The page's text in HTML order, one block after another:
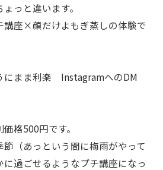
っと違います。
講座×顔だけよもぎ蒸しの体験で
にまま利楽 InstagramへのDM
格500円です。
（あっという間に梅雨がやって
過ごせるようなプチ講座になっ